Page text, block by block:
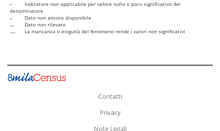
-
Indicatore non applicabile per valore nullo o poco significativo del
denominatore
..
Dato non ancora disponibile
...
Dato non rilevato
....
La mancanza o esiguità del fenomeno rende i valori non significativi
Contatti
Privacy
Note Legali